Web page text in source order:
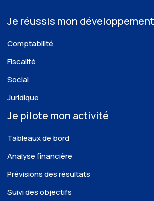
Je réussis mon développement
Comptabilité
Fiscalité
Social
Juridique
Je pilote mon activité
Tableaux de bord
Analyse financière
Prévisions des résultats
Suivi des objectifs